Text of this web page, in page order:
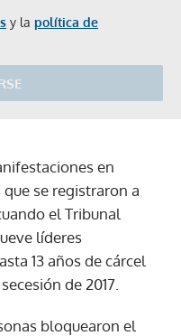
y la política de
en
se registraron a
el Tribunal
líderes
13 años de cárcel
de 2017.
bloquearon el